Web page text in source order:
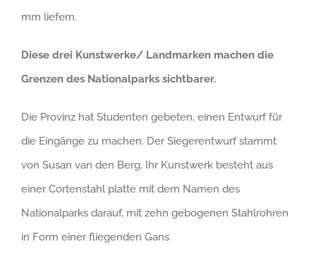
mm liefern.
Diese drei Kunstwerke/ Landmarken machen die
Grenzen des Nationalparks sichtbarer.
Die Provinz hat Studenten gebeten, einen Entwurf für
die Eingänge zu machen. Der Siegerentwurf stammt
von Susan van den Berg. Ihr Kunstwerk besteht aus
einer Cortenstahl platte mit dem Namen des
Nationalparks darauf, mit zehn gebogenen Stahlrohren
in Form einer fliegenden Gans.